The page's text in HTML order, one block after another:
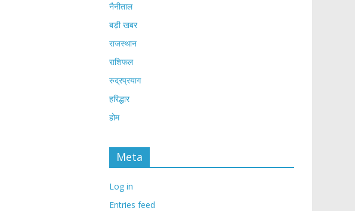
नैनीताल
बड़ी खबर
राजस्थान
राशिफल
रुद्रप्रयाग
हरिद्धार
होम
Meta
Log in
Entries feed